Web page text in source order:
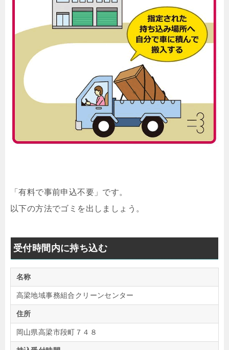
「有料で事前申込不要」です。
以下の方法でゴミを出しましょう。
受付時間内に持ち込む
名称
高梁地域事務組合クリーンセンター
住所
岡山県高梁市段町７４８